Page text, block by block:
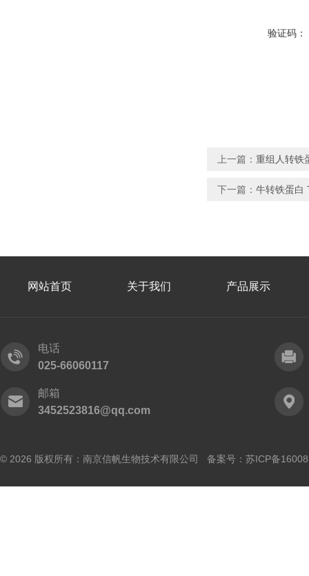
验证码：
上一篇： 重组人转铁
下一篇： 牛转铁蛋白
网站首页 关于我们 产品展示
电话
025-66060117
邮箱
3452523816@qq.com
© 2026 版权所有：南京信帆生物技术有限公司 备案号： 苏ICP备